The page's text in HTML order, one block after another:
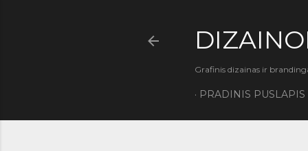
Grafinis dizainas ir
PRADINIS PUSLAPIS